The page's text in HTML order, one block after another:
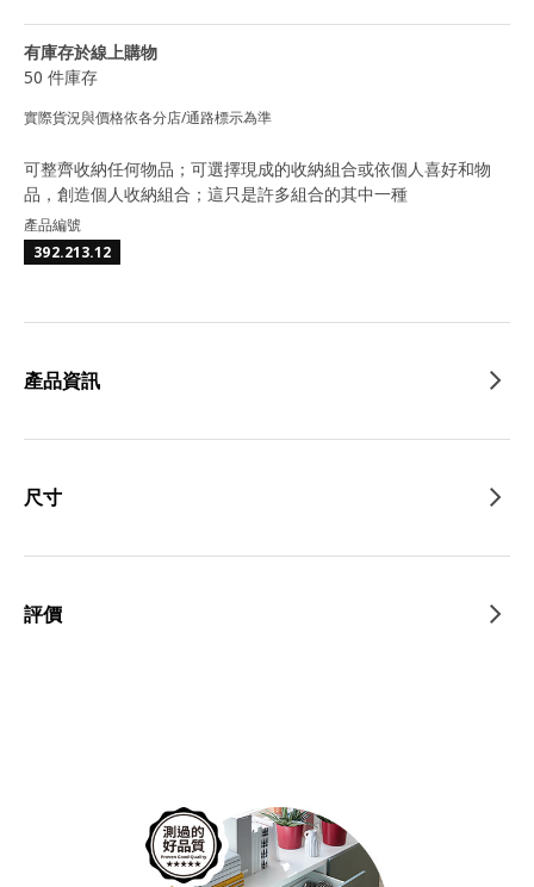
有庫存於線上購物
50 件庫存
實際貨況與價格依各分店/通路標示為準
可整齊收納任何物品；可選擇現成的收納組合或依個人喜好和物
品，創造個人收納組合；這只是許多組合的其中一種
產品編號
392.213.12
產品資訊
尺寸
評價